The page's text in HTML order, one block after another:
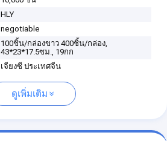
HLY
negotiable
100ชิ้น/กล่องขาว 400ชิ้น/กล่อง,
43*23*17.5ซม., 19กก
เจียงซี ประเทศจีน
ดูเพิ่มเติม